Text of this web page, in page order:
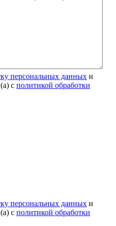
персональных данных и
с политикой обработки
персональных данных и
с политикой обработки